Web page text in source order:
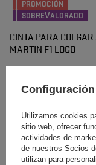
PROMOCIÓN
SOBREVALORADO
CINTA PARA
MARTIN F1 LOGO
20,20 € artículo
Precio más bajo en 30
del descuento:25,30 €
Utilizamos cookies
sitio web, ofrecer
actividades de
de nuestros Socios
utilizan para